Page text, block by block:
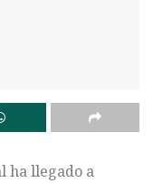
ha llegado a